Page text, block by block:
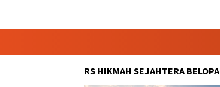
RS HIKMAH SEJAHTERA BELOPA